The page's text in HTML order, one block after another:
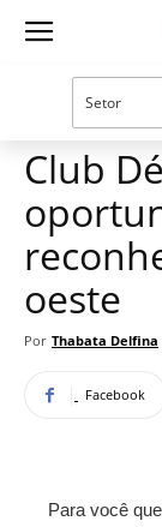
Guia
Sucesso
Mercado de franquias
Club
oeste
Por Thabata Delfina
Facebook
Para você